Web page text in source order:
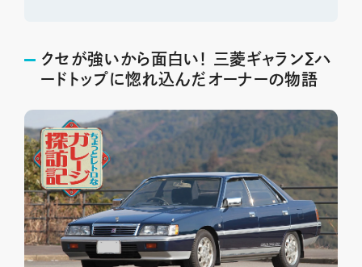
クセが強いから面白い！ 三菱ギャランΣハ
ードトップに惚れ込んだオーナーの物語